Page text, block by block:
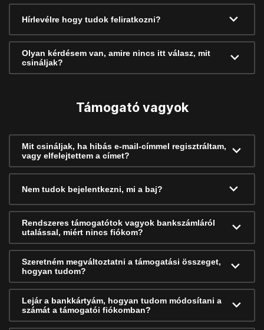
Hírlevélre hogy tudok feliratkozni?
Olyan kérdésem van, amire nincs itt válasz, mit
csináljak?
Támogató vagyok
Mit csináljak, ha hibás e-mail-címmel regisztráltam,
vagy elfelejtettem a címet?
Nem tudok bejelentkezni, mi a baj?
Rendszeres támogatótok vagyok bankszámláról
utalással, miért nincs fiókom?
Szeretném megváltoztatni a támogatási összeget,
hogyan tudom?
Lejár a bankkártyám, hogyan tudom módosítani a
számát a támogatói fiókomban?